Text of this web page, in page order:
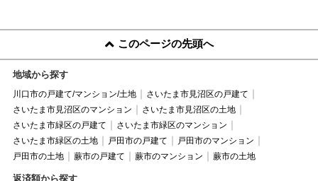
このページの先頭へ
地域から探す
川口市の戸建て/マンション/土地
さいたま市見沼区の戸建て
さいたま市見沼区のマンション
さいたま市見沼区の土地
さいたま市緑区の戸建て
さいたま市緑区のマンション
さいたま市緑区の土地
戸田市の戸建て
戸田市のマンション
戸田市の土地
蕨市の戸建て 蕨市のマンション 蕨市の土地
返済額から探す